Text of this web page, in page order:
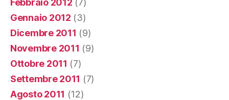
Febbraio 2012 (7)
Gennaio 2012 (3)
Dicembre 2011 (9)
Novembre 2011 (9)
Ottobre 2011 (7)
Settembre 2011 (7)
Agosto 2011 (12)